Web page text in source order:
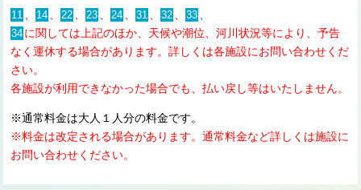
11 14 22 23 24 31 32 33
34 に関しては上記のほか、天候や潮位、河川状況等により、予告
なく運休する場合があります。詳しくは各施設にお問い合わせくだ
さい。
各施設が利用できなかった場合でも、払い戻し等はいたしません。
※通常料金は大人１人分の料金です。
※料金は改定される場合があります。通常料金など詳しくは施設に
お問い合わせください。